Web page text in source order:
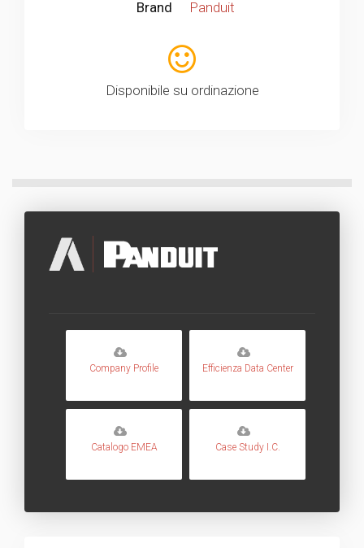
Brand Panduit
Disponibile su ordinazione
Company Profile Efficienza Data Center
Catalogo EMEA Case Study I.C.